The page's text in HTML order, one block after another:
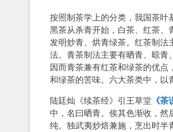
按照制茶学上的分类，我国茶叶
黑茶从杀青开始，白茶、红茶、
发明炒青、烘青绿茶。红茶制
法。青茶制法主要有晒青、晾青
因而青茶兼有红茶和绿茶的优
和绿茶的苦味。六大茶类中，以
陆廷灿《续茶经》引王草堂 《茶
中，名曰晒青。俟其色渐收，
纯。独武夷炒焙兼施，烹出时半